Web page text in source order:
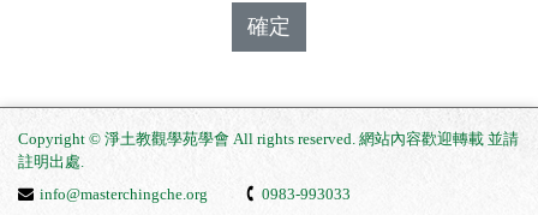
確定
Copyright © 淨土教觀學苑學會 All rights reserved. 網站內容歡迎轉載 並請
註明出處.
info@masterchingche.org
0983-993033